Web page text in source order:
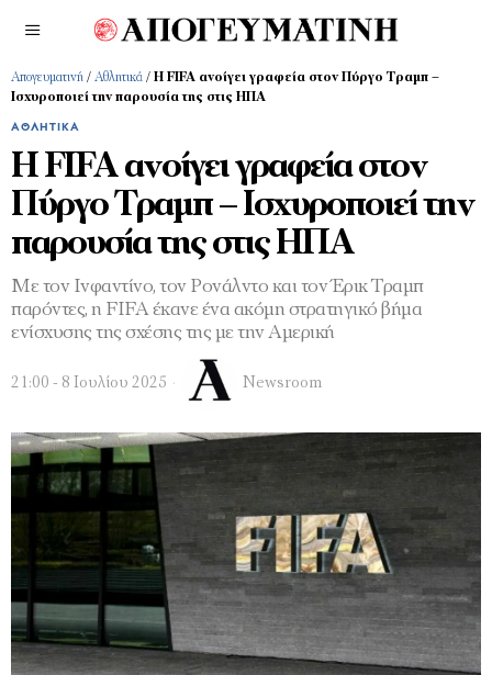
Απογευματινή / Αθλητικά / Η FIFA ανοίγει γραφεία στον Πύργο Τραμπ –
Ισχυροποιεί την παρουσία της στις ΗΠΑ
ΑΘΛΗΤΙΚΆ
Η FIFA ανοίγει γραφεία στον
Πύργο Τραμπ – Ισχυροποιεί την
παρουσία της στις ΗΠΑ
Με τον Ινφαντίνο, τον Ρονάλντο και τον Έρικ Τραμπ
παρόντες, η FIFA έκανε ένα ακόμη στρατηγικό βήμα
ενίσχυσης της σχέσης της με την Αμερική
21:00 - 8 Ιουλίου 2025 Newsroom